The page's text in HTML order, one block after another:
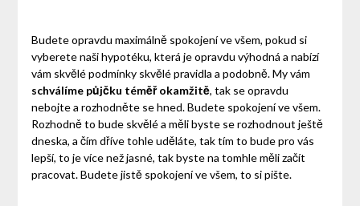
Budete opravdu maximálně spokojení ve všem, pokud si
vyberete naši hypotéku, která je opravdu výhodná a nabízí
vám skvělé podmínky skvělé pravidla a podobně. My vám
schválíme půjčku téměř okamžitě, tak se opravdu
nebojte a rozhodněte se hned. Budete spokojení ve všem.
Rozhodně to bude skvělé a měli byste se rozhodnout ještě
dneska, a čím dříve tohle uděláte, tak tím to bude pro vás
lepší, to je více než jasné, tak byste na tomhle měli začít
pracovat. Budete jistě spokojení ve všem, to si pište.